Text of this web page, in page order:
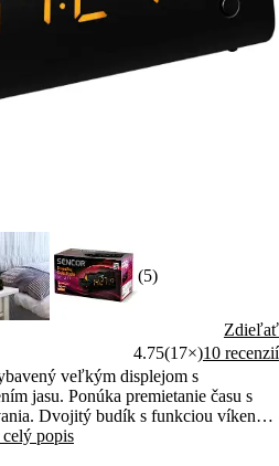
(5)
Zdieľať
4.75(17×)10 recenzií
veľkým displejom s
jasu. Ponúka premietanie času s
Dvojitý budík s funkciou víkendu
signálom. PLL FM tuner s
príjem rozhlasového vysielania.
popis